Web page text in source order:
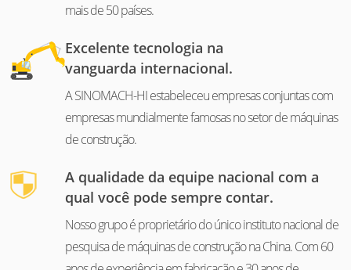
mais de 50 países.
Excelente tecnologia na
vanguarda internacional.
A SINOMACH-HI estabeleceu empresas conjuntas com
empresas mundialmente famosas no setor de máquinas
de construção.
A qualidade da equipe nacional com a
qual você pode sempre contar.
Nosso grupo é proprietário do único instituto nacional de
pesquisa de máquinas de construção na China. Com 60